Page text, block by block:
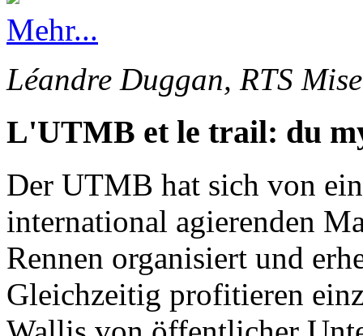
Mehr...
Léandre Duggan, RTS
L'UTMB et le trail: du
Der UTMB hat sich von
international agierenden
Rennen organisiert und
Gleichzeitig profitieren